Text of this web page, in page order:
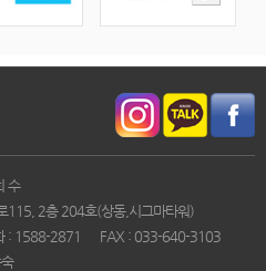
수
115, 2층 204호(상동,시그마타워)
: 1588-2871
FAX : 033-640-3103